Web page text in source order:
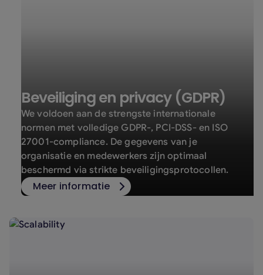
Beveiliging en privacy (GDPR)
We voldoen aan de strengste internationale
normen met volledige GDPR-, PCI-DSS- en ISO
27001-compliance. De gegevens van je
organisatie en medewerkers zijn optimaal
beschermd via strikte beveiligingsprotocollen.
Meer informatie